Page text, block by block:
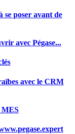
se poser avant de
avec Pégase...
avec le CRM
MES